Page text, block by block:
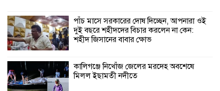
শ্যামনগরে জলবায়ু সহনশীল জনগোষ্ঠী গঠনে
পাঁচ মাসে সরকারের দোষ দিচ্ছেন, আপনারা ওই
দুই বছরে শহীদদের বিচার করলেন না কেন:
শহীদ জিসানের বাবার ক্ষোভ
কালিগঞ্জে নিখোঁজ জেলের মরদেহ অবশেষে
মিলল ইছামতী নদীতে